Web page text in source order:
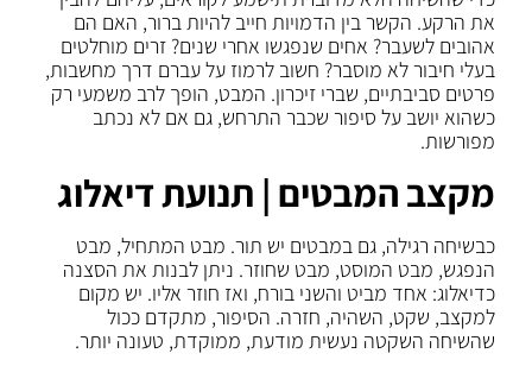
את הרקע. הקשר בין הדמויות חייב להיות ברור, האם הם
אהובים לשעבר? אחים שנפגשו אחרי שנים? זרים מוחלטים
בעלי חיבור לא מוסבר? חשוב לרמוז על עברם דרך מחשבות,
פרטים סביבתיים, שברי זיכרון. המבט, הופך לרב משמעי רק
כשהוא יושב על סיפור שכבר התרחש, גם אם לא נכתב
מפורשות.
מקצב המבטים | תנועת דיאלוג
כבשיחה רגילה, גם במבטים יש תור. מבט המתחיל, מבט
הנפגש, מבט המוסט, מבט שחוזר. ניתן לבנות את הסצנה
כדיאלוג: אחד מביט והשני בורח, ואז חוזר אליו. יש מקום
למקצב, שקט, השהיה, חזרה. הסיפור, מתקדם ככול
שהשיחה השקטה נעשית מודעת, ממוקדת, טעונה יותר.